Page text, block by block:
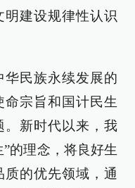
建设规律性认识
华民族永续发展的
宗旨和国计民生
。新时代以来，我
的理念，将良好生
的优先领域，通